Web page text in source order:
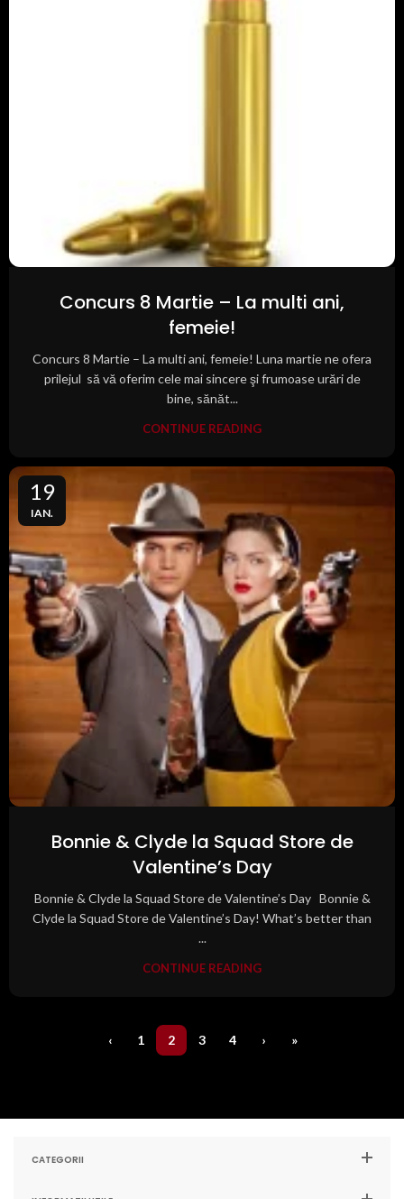
Concurs 8 Martie – La multi ani,
femeie!
Concurs 8 Martie – La multi ani, femeie! Luna martie ne ofera
prilejul să vă oferim cele mai sincere şi frumoase urări de
bine, sănăt...
CONTINUE READING
19
IAN.
Bonnie & Clyde la Squad Store de
Valentine’s Day
Bonnie & Clyde la Squad Store de Valentine’s Day Bonnie &
Clyde la Squad Store de Valentine’s Day! What’s better than
...
CONTINUE READING
‹ 1 2 3 4 › »
CATEGORII